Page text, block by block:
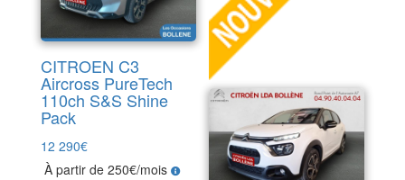
CITROEN C3
Aircross PureTech
110ch S&S Shine
Pack
12 290€
À partir de 250€/mois